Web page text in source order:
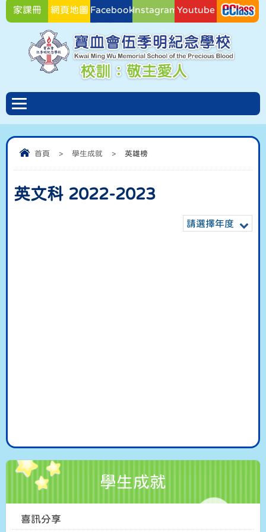
家課冊 網頁地圖 FacebookInstagramYoutube
首頁 > 學生成就 > 英雄榜
英文科 2022-2023
請選擇年度
學生成就
喜訊分享